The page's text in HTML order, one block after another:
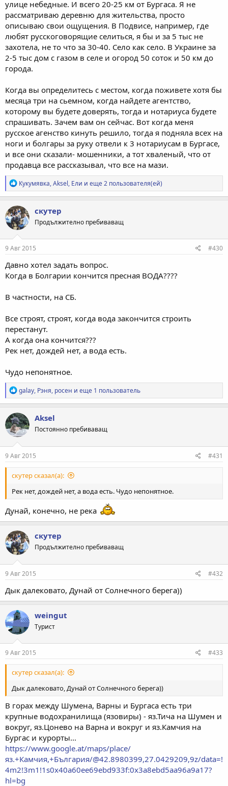
улице небедные. И всего 20-25 км от Бургаса. Я не
рассматриваю деревню для жительства, просто
описываю свои ощущения. В Подвисе, например, где
любят русскоговорящие селиться, я бы и за 5 тыс не
захотела, не то что за 30-40. Село как село. В Украине за
2-5 тыс дом с газом в селе и огород 50 соток и 50 км до
города.
Когда вы определитесь с местом, когда поживете хотя бы
месяца три на сьемном, когда найдете агентство,
которому вы будете доверять, тогда и нотариуса будете
спрашивать. Зачем вам он сейчас. Вот когда меня
русское агенство кинуть решило, тогда я подняла всех на
ноги и болгары за руку отвели к 3 нотариусам в Бургасе,
и все они сказали- мошенники, а тот хваленый, что от
продавца все рассказывал, что все на мази.
Р
е
а
к
ц
и
и
:
Кукумявка,Aksel, Ели и еще 2 пользователя(ей)
скутер
Продължително пребиваващ
9 Авг 2015 #430
Давно хотел задать вопрос.
Когда в Болгарии кончится пресная ВОДА????
В частности, на СБ.
Все строят, строят, когда вода закончится строить
перестанут.
А когда она кончится???
Рек нет, дождей нет, а вода есть.
Чудо непонятное.
Р
е
а
к
ц
и
и
:
galay, Рэня, росен и еще 1 пользователь
Aksel
Постоянно пребиваващ
9 Авг 2015 #431
скутер сказал(а):
Рек нет, дождей нет, а вода есть. Чудо непонятное.
Дунай, конечно, не река
скутер
Продължително пребиваващ
9 Авг 2015 #432
Дык далековато, Дунай от Солнечного берега))
weingut
Турист
9 Авг 2015 #433
скутер сказал(а):
Дык далековато, Дунай от Солнечного берега))
В горах между Шумена, Варны и Бургаса есть три
крупные водохранилища (язовиры) - яз.Тича на Шумен и
вокруг, яз.Цонево на Варна и вокруг и яз.Камчия на
Бургас и курорты...
https://www.google.at/maps/place/
яз.+Камчия,+България/@42.8980399,27.0429209,9z/data=!
4m2!3m1!1s0x40a60ee69ebd933f:0x3a8ebd5aa96a9a17?
hl=bg